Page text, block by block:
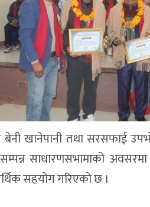
बेनी खानेपानी तथा सरसफाई
साधारणसभामाको अवसरमा
सहयोग गरिएको छ ।